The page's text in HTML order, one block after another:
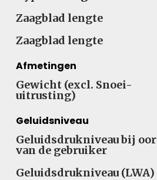
Zaagblad lengte
Zaagblad lengte
Afmetingen
Gewicht (excl. Snoei-
uitrusting)
Geluidsniveau
Geluidsdrukniveau bij oor
van de gebruiker
Geluidsdrukniveau (LWA)